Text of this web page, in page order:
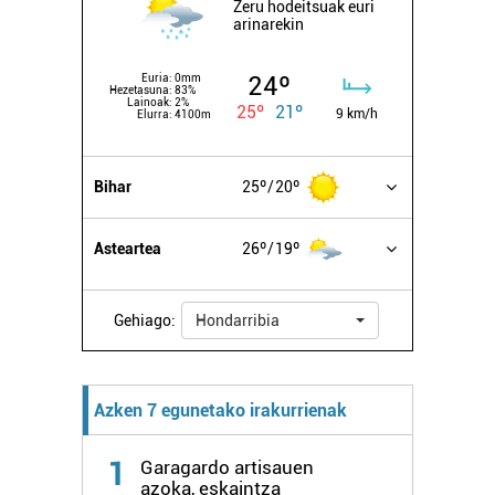
baliatzen gara. Ohar hau onartuz gero, teknologia hori
Zeru hodeitsuak euri
arinarekin
Euria: 0mm
Hezetasuna: 83%
Lainoak: 2%
Elurra: 4100m
24º
25º 21º 9 km/h
Bihar 25º 20º
Asteartea 26º 19º
Gehiago: Hondarribia
Azken 7 egunetako irakurrienak
1
Garagardo artisauen
azoka, eskaintza